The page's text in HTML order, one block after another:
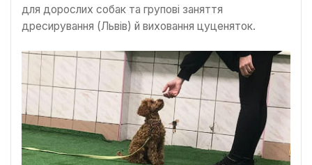
для дорослих собак та групові заняття
дресирування (Львів) й виховання цуценяток.